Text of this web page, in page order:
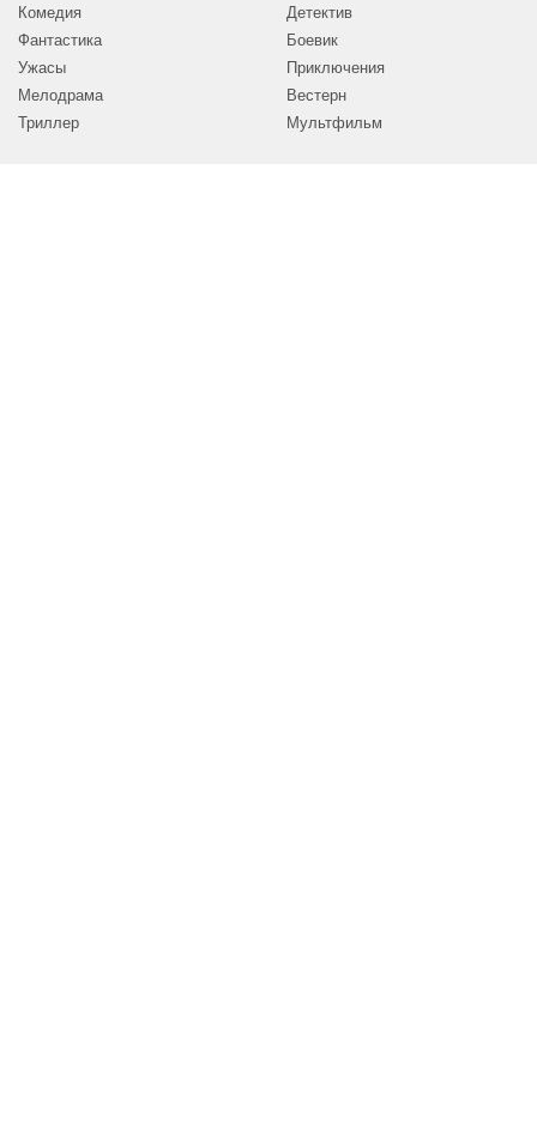
Комедия
Фантастика
Ужасы
Мелодрама
Триллер
Детектив
Боевик
Приключения
Вестерн
Мультфильм